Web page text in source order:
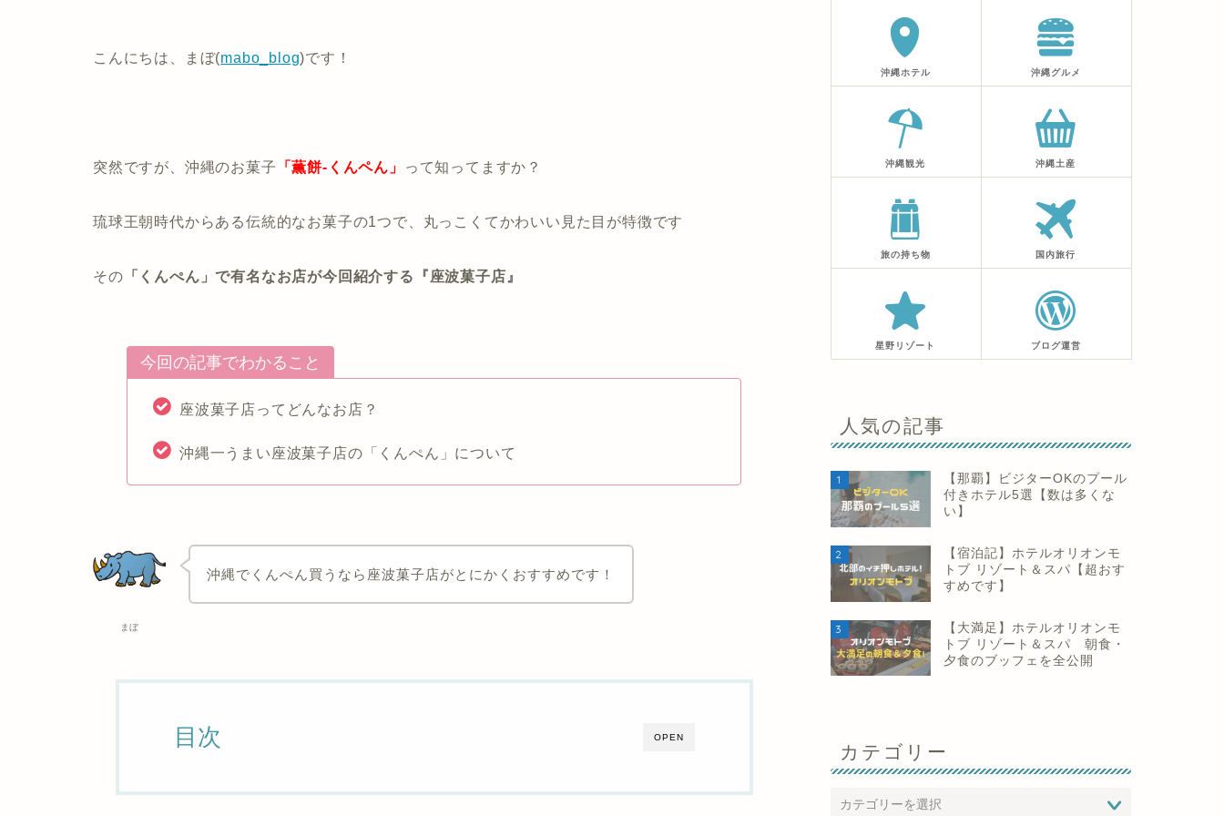
こんにちは、まぼ(mabo_blog)です！
突然ですが、沖縄のお菓子 「薫餅-くんペん」 って知ってますか？
琉球王朝時代からある伝統的なお菓子の1つで、丸っこくてかわいい見た目が特徴です
その 「くんぺん」で有名なお店が今回紹介する『座波菓子店』
今回の記事でわかること
座波菓子店ってどんなお店？
沖縄一うまい座波菓子店の「くんぺん」について
まぼ
沖縄でくんぺん買うなら座波菓子店がとにかくおすすめです！
OPEN
目次
沖縄ホテル 沖縄グルメ
沖縄観光 沖縄土産
旅の持ち物 国内旅行
星野リゾート ブログ運営
人気の記事
1
【那覇】ビジターOKのプール
付きホテル5選【数は多くな
い】
2
【宿泊記】ホテルオリオンモ
トブ リゾート＆スパ【超おす
すめです】
3
【大満足】ホテルオリオンモ
トブ リゾート＆スパ 朝食・
夕食のブッフェを全公開
カテゴリー